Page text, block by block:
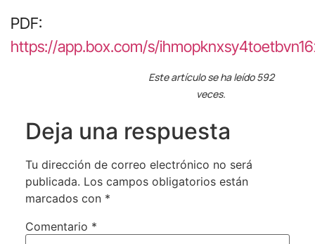
PDF:
https://app.box.com/s/
Este artículo se ha leído 592
veces.
Deja una respuesta
Tu dirección de correo electrónico no será
publicada. Los campos obligatorios están
marcados con *
Comentario *